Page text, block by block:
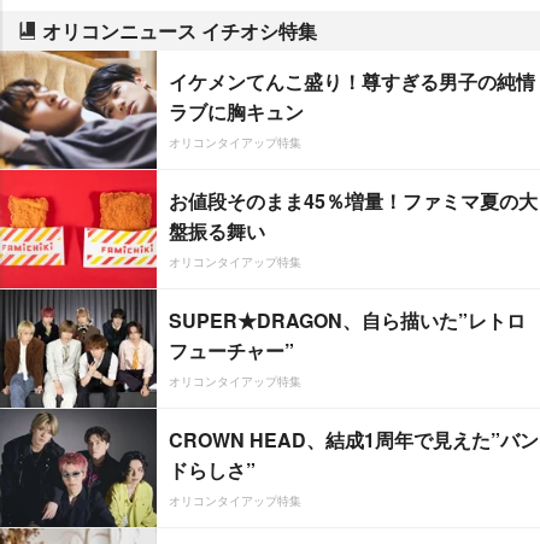
オリコンニュース イチオシ特集
イケメンてんこ盛り！尊すぎる男子の純情
ラブに胸キュン
オリコンタイアップ特集
お値段そのまま45％増量！ファミマ夏の大
盤振る舞い
オリコンタイアップ特集
SUPER★DRAGON、自ら描いた”レトロ
フューチャー”
オリコンタイアップ特集
CROWN HEAD、結成1周年で見えた”バン
ドらしさ”
オリコンタイアップ特集